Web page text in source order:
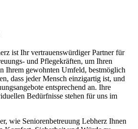
ist Ihr vertrauenswürdiger Partner für
und Pflegekräften, um Ihren
Ihrem gewohnten Umfeld, bestmöglich
dass jeder Mensch einzigartig ist, und
entsprechend an. Ihre
Bedürfnisse stehen für uns im
wie Seniorenbetreuung Lebherz Ihnen